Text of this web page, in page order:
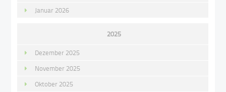
Januar 2026
2025
Dezember 2025
November 2025
Oktober 2025